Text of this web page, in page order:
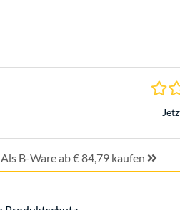
Als B-Ware ab € 84,79 kaufen